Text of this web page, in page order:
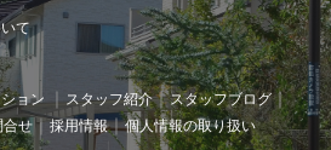
て
ション スタッフ紹介
スタッフブログ
合せ 採用情報 個人情報の取り扱い